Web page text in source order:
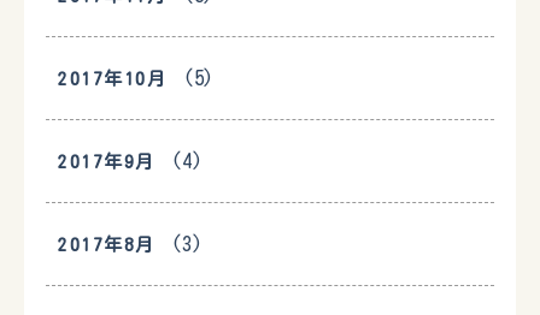
2017年10月 (5)
2017年9月 (4)
2017年8月 (3)